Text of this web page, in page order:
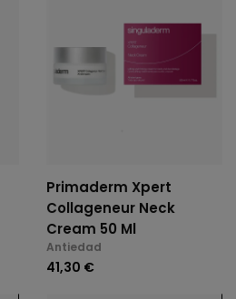
Primaderm Xpert
Collageneur Neck
Cream 50 Ml
Antiedad
41,30 €